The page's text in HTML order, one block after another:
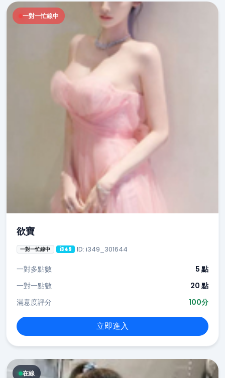
一對一忙線中
欲寶
一對一忙線中 i349 ID: i349_301644
一對多點數
5 點
一對一點數
20 點
滿意度評分
100分
立即進入
在線